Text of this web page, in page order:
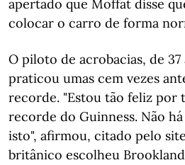
apertado que Moffat disse
colocar o carro de forma
O piloto de acrobacias, de
praticou umas cem vezes
recorde. "Estou tão feliz por
recorde do Guinness. Não
isto", afirmou, citado pelo
britânico escolheu